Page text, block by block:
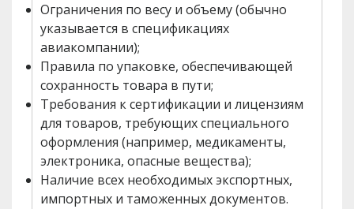
Ограничения по весу и объему (обычно
указывается в спецификациях
авиакомпании);
Правила по упаковке, обеспечивающей
сохранность товара в пути;
Требования к сертификации и лицензиям
для товаров, требующих специального
оформления (например, медикаменты,
электроника, опасные вещества);
Наличие всех необходимых экспортных,
импортных и таможенных документов.